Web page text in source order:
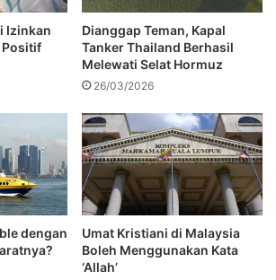
Izinkan
Positif
Dianggap Teman, Kapal
Tanker Thailand Berhasil
Melewati Selat Hormuz
26/03/2026
dengan
Umat Kristiani di Malaysia
Boleh Menggunakan Kata
‘Allah’